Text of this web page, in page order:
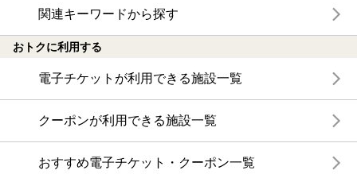
関連キーワードから探す
おトクに利用する
電子チケットが利用できる施設一覧
クーポンが利用できる施設一覧
おすすめ電子チケット・クーポン一覧